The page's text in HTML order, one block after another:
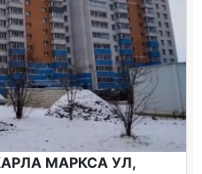
МАРКСА УЛ,